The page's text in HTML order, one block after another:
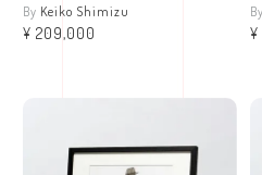
Keiko Shimizu
¥ 209,000 ¥